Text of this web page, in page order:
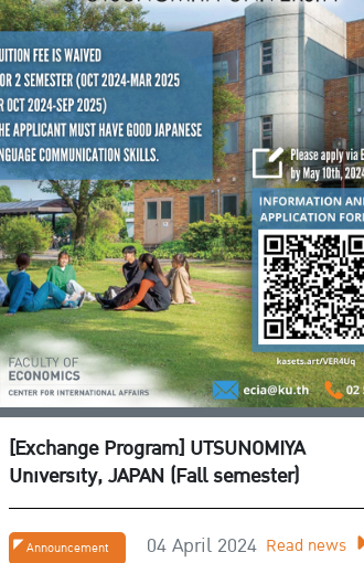
[Exchange Program] UTSUNOMIYA
University, JAPAN (Fall semester)
Announcement 04 April 2024 Read news